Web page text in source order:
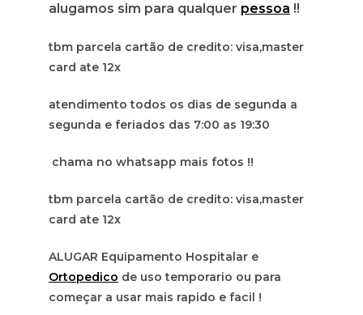
alugamos sim para qualquer pessoa !!
tbm parcela cartão de credito: visa,master
card ate 12x
atendimento todos os dias de segunda a
segunda e feriados das 7:00 as 19:30
chama no whatsapp mais fotos !!
tbm parcela cartão de credito: visa,master
card ate 12x
ALUGAR Equipamento Hospitalar e
Ortopedico de uso temporario ou para
começar a usar mais rapido e facil !